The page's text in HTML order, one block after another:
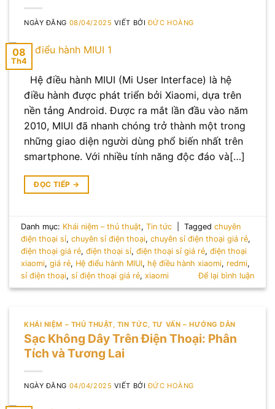
NGÀY ĐĂNG 08/04/2025 VIẾT BỞIĐỨC HOÀNG
08
Th4
Hệ điều hành MIUI (Mi User Interface) là hệ
điều hành được phát triển bởi Xiaomi, dựa trên
nền tảng Android. Được ra mắt lần đầu vào năm
2010, MIUI đã nhanh chóng trở thành một trong
những giao diện người dùng phổ biến nhất trên
smartphone. Với nhiều tính năng độc đáo và[…]
ĐỌC TIẾP →
Danh mục: Khái niệm – thủ thuật,Tin tức Taggedchuyên
điện thoại sỉ,chuyên sỉ điện thoại,chuyên sỉ điện thoại giá rẻ,
điện thoại giá rẻ,điện thoại sỉ,điện thoại sỉ giá rẻ,điện thoại
xiaomi,giá rẻ, Hệ điểu hành MIUI, hệ điều hành xiaomi, redmi,
sỉ điện thoại,sỉ điện thoại giá rẻ,xiaomi Để lại bình luận
KHÁI NIỆM – THỦ THUẬT TIN TỨC TƯ VẤN – HƯỚNG DẪN
Sạc Không Dây Trên Điện Thoại: Phân
Tích và Tương Lai
NGÀY ĐĂNG 04/04/2025 VIẾT BỞIĐỨC HOÀNG